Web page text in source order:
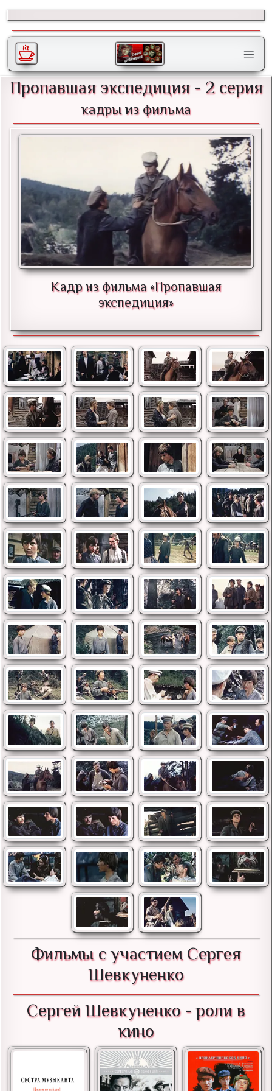
Пропавшая экспедиция - 2 серия
кадры из фильма
Кадр из фильма «Пропавшая
экспедиция»
Фильмы с участием Сергея
Шевкуненко
Сергей Шевкуненко - роли в
кино